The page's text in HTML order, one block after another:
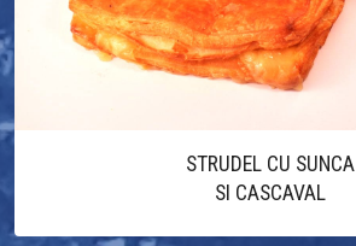
STRUDEL CU SUNCA
SI CASCAVAL